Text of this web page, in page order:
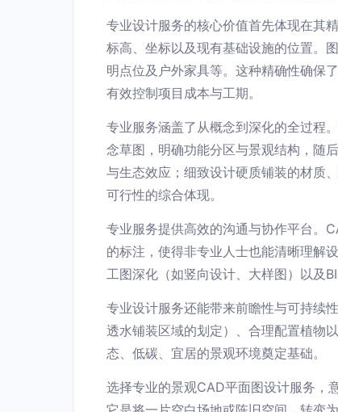
专业设计服务的核心价值首先体现在其
标高、坐标以及现有基础设施的位置。
明点位及户外家具等。这种精确性确保
有效控制项目成本与工期。
专业服务涵盖了从概念到深化的全过程
念草图，明确功能分区与景观结构，随
与生态效应；细致设计硬质铺装的材质
可行性的综合体现。
专业服务提供高效的沟通与协作平台。
的标注，使得非专业人士也能清晰理解
工图深化（如竖向设计、大样图）以及
专业设计服务还能带来前瞻性与可持续
透水铺装区域的划定）、合理配置植物
态、低碳、宜居的景观环境奠定基础。
选择专业的景观CAD平面图设计服务，